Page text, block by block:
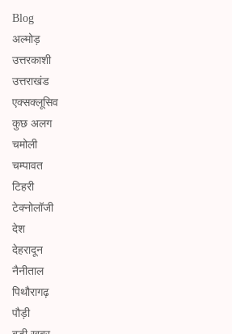
Blog
अल्मोड़
उत्तरकाशी
उत्तराखंड
एक्सक्लूसिव
कुछ अलग
चमोली
चम्पावत
टिहरी
टेक्नोलॉजी
देश
देहरादून
नैनीताल
पिथौरागढ़
पौड़ी